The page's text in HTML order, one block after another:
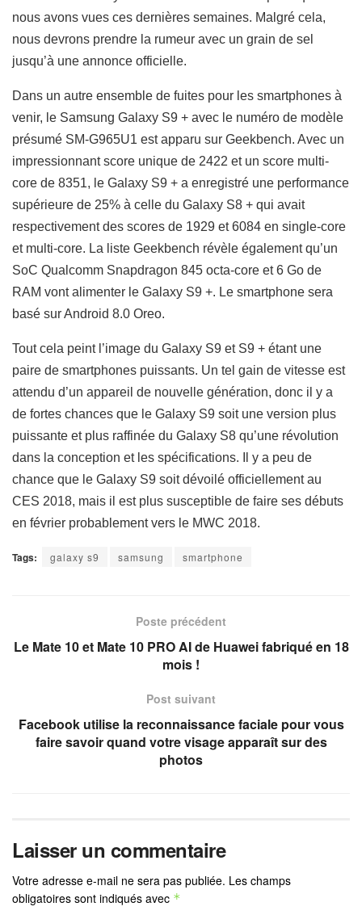
nous avons vues ces dernières semaines. Malgré cela,
nous devrons prendre la rumeur avec un grain de sel
jusqu’à une annonce officielle.
Dans un autre ensemble de fuites pour les smartphones à
venir, le Samsung Galaxy S9 + avec le numéro de modèle
présumé SM-G965U1 est apparu sur Geekbench. Avec un
impressionnant score unique de 2422 et un score multi-
core de 8351, le Galaxy S9 + a enregistré une performance
supérieure de 25% à celle du Galaxy S8 + qui avait
respectivement des scores de 1929 et 6084 en single-core
et multi-core. La liste Geekbench révèle également qu’un
SoC Qualcomm Snapdragon 845 octa-core et 6 Go de
RAM vont alimenter le Galaxy S9 +. Le smartphone sera
basé sur Android 8.0 Oreo.
Tout cela peint l’image du Galaxy S9 et S9 + étant une
paire de smartphones puissants. Un tel gain de vitesse est
attendu d’un appareil de nouvelle génération, donc il y a
de fortes chances que le Galaxy S9 soit une version plus
puissante et plus raffinée du Galaxy S8 qu’une révolution
dans la conception et les spécifications. Il y a peu de
chance que le Galaxy S9 soit dévoilé officiellement au
CES 2018, mais il est plus susceptible de faire ses débuts
en février probablement vers le MWC 2018.
Tags: galaxy s9 samsung smartphone
Poste précédent
Le Mate 10 et Mate 10 PRO AI de Huawei fabriqué en 18
mois !
Post suivant
Facebook utilise la reconnaissance faciale pour vous
faire savoir quand votre visage apparaît sur des
photos
Laisser un commentaire
Votre adresse e-mail ne sera pas publiée. Les champs
obligatoires sont indiqués avec *